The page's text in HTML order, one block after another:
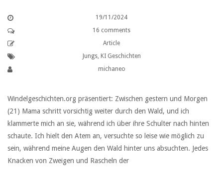
19/11/2024
16 comments
Article
Jungs, KI Geschichten
michaneo
Windelgeschichten.org präsentiert: Zwischen gestern und Morgen
(21) Mama schritt vorsichtig weiter durch den Wald, und ich
klammerte mich an sie, während ich über ihre Schulter nach hinten
schaute. Ich hielt den Atem an, versuchte so leise wie möglich zu
sein, während meine Augen den Wald hinter uns absuchten. Jedes
Knacken von Zweigen und Rascheln der